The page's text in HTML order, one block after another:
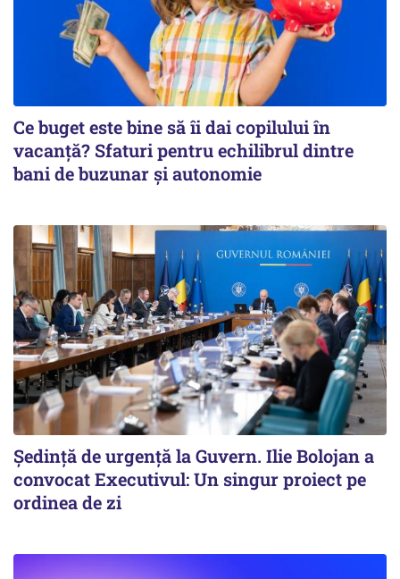
Ce buget este bine să îi dai copilului în
vacanță? Sfaturi pentru echilibrul dintre
bani de buzunar și autonomie
Ședință de urgență la Guvern. Ilie Bolojan a
convocat Executivul: Un singur proiect pe
ordinea de zi